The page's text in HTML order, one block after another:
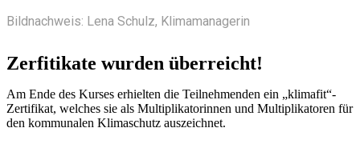
Bildnachweis: Lena Schulz, Klimamanagerin
Zerfitikate wurden überreicht!
Am Ende des Kurses erhielten die Teilnehmenden ein „klimafit“-
Zertifikat, welches sie als Multiplikatorinnen und Multiplikatoren für
den kommunalen Klimaschutz auszeichnet.